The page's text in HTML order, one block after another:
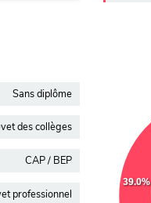
Sans diplôme
des collèges
CAP / BEP
professionnel
39.0%